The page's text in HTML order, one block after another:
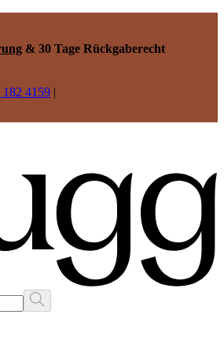
& 30 Tage Rückgaberecht
182 4159 |